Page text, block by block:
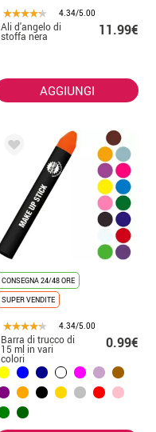
4.34/5.00
Ali d'angelo di
stoffa nera 11.99€
AGGIUNGI
CONSEGNA 24/48 ORE
SUPER VENDITE
4.34/5.00
Barra di trucco di
15 ml in vari
colori
0.99€